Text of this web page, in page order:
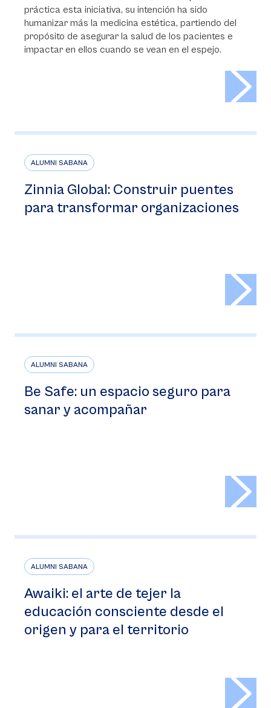
práctica esta iniciativa, su intención ha sido
humanizar más la medicina estética, partiendo del
propósito de asegurar la salud de los pacientes e
impactar en ellos cuando se vean en el espejo.
ALUMNI SABANA
Zinnia Global: Construir puentes
para transformar organizaciones
ALUMNI SABANA
Be Safe: un espacio seguro para
sanar y acompañar
ALUMNI SABANA
Awaiki: el arte de tejer la
educación consciente desde el
origen y para el territorio